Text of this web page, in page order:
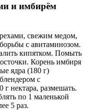
и имбирём
свежим медом,
с авитаминозом.
кипятком. Помыть
Корень имбиря
ядра (180 г)
с
нектара, размешать.
по 1 маленькой
5 раз.